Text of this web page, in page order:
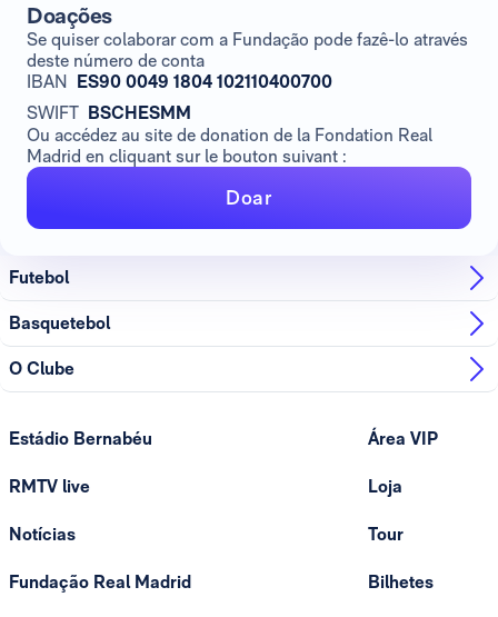
Doações
Se quiser colaborar com a Fundação pode fazê-lo através
deste número de conta
IBAN ES90 0049 1804 102110400700
SWIFT BSCHESMM
Ou accédez au site de donation de la Fondation Real
Madrid en cliquant sur le bouton suivant :
Doar
Futebol
Basquetebol
O Clube
Estádio Bernabéu
RMTV live
Notícias
Fundação Real Madrid
Área VIP
Loja
Tour
Bilhetes